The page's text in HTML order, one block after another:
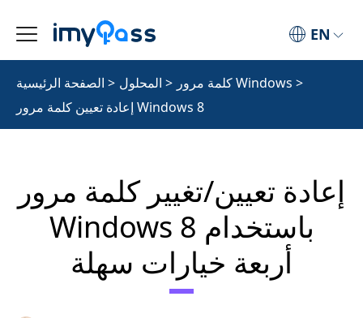
EN
الصفحة الرئيسية > المحلول > كلمة مرور Windows >
إعادة تعيين كلمة مرور Windows 8
إعادة تعيين/تغيير كلمة مرور
Windows 8 باستخدام
أربعة خيارات سهلة